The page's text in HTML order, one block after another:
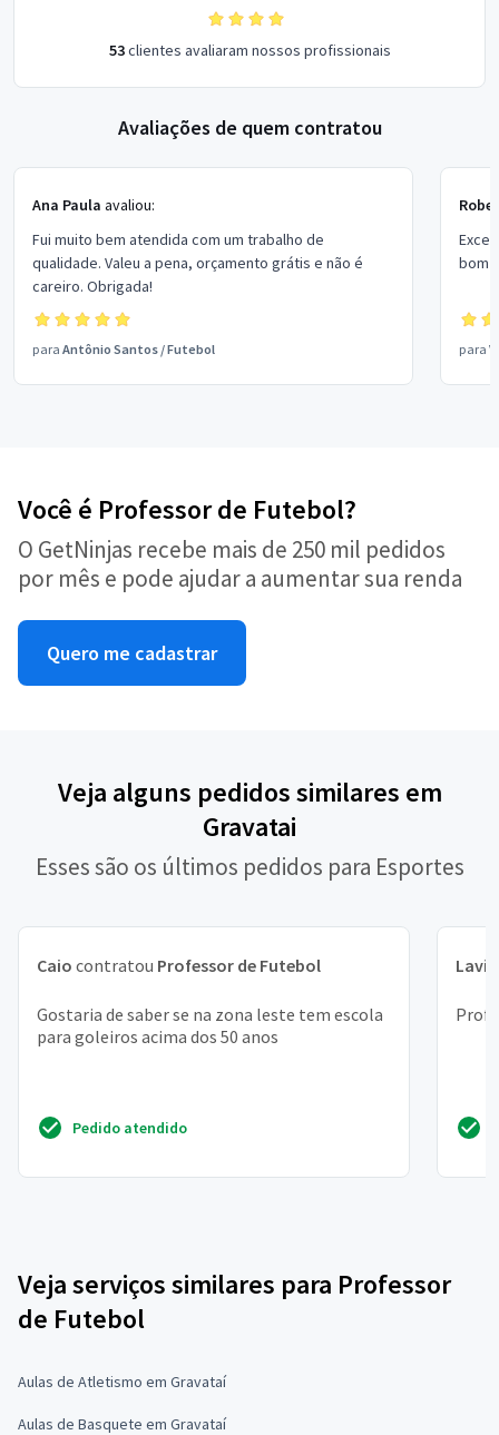
53clientes avaliaram nossos profissionais
Avaliações de quem contratou
Ana Paula avaliou:
Fui muito bem atendida com um trabalho de
qualidade. Valeu a pena, orçamento grátis e não é
careiro. Obrigada!
para Antônio Santos /Futebol
bom
para
Você é Professor de Futebol?
O GetNinjas recebe mais de 250 mil pedidos
por mês e pode ajudar a aumentar sua renda
Quero me cadastrar
Veja alguns pedidos similares em
Gravatai
Esses são os últimos pedidos para Esportes
Caio contratou Professor de Futebol
Gostaria de saber se na zona leste tem escola
para goleiros acima dos 50 anos
Pedido atendido
Veja serviços similares para Professor
de Futebol
Aulas de Atletismo em Gravataí
Aulas de Basquete em Gravataí